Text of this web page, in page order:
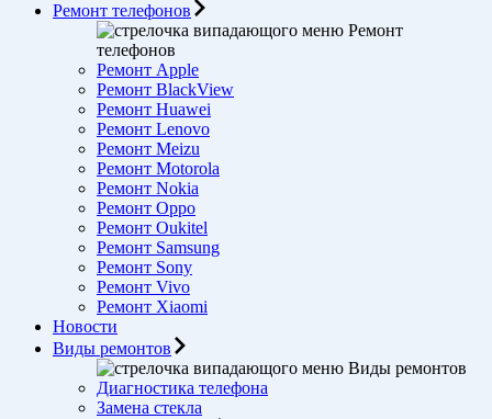
Ремонт телефонов
Ремонт
телефонов
Ремонт Apple
Ремонт BlackView
Ремонт Huawei
Ремонт Lenovo
Ремонт Meizu
Ремонт Motorоla
Ремонт Nokia
Ремонт Oppo
Ремонт Oukitel
Ремонт Samsung
Ремонт Sony
Ремонт Vivo
Ремонт Xiaomi
Новости
Виды ремонтов
Виды ремонтов
Диагностика телефона
Замена стекла